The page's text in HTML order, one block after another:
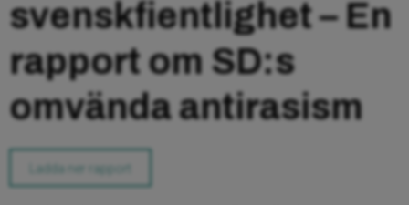
svenskfientlighet – En
rapport om SD:s
omvända antirasism
Ladda ner rapport